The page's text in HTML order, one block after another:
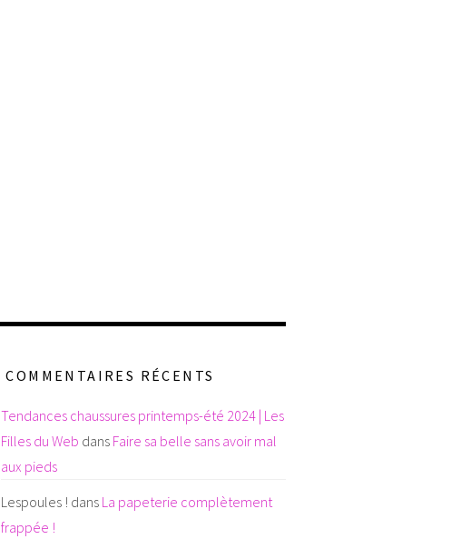
COMMENTAIRES RÉCENTS
Tendances chaussures printemps-été 2024 | Les
Filles du Web dans Faire sa belle sans avoir mal
aux pieds
Lespoules ! dans La papeterie complètement
frappée !